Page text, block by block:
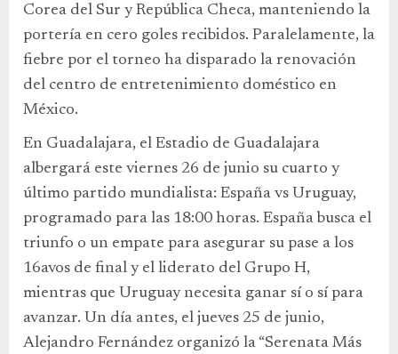
Corea del Sur y República Checa, manteniendo la
portería en cero goles recibidos. Paralelamente, la
fiebre por el torneo ha disparado la renovación
del centro de entretenimiento doméstico en
México.
En Guadalajara, el Estadio de Guadalajara
albergará este viernes 26 de junio su cuarto y
último partido mundialista: España vs Uruguay,
programado para las 18:00 horas. España busca el
triunfo o un empate para asegurar su pase a los
16avos de final y el liderato del Grupo H,
mientras que Uruguay necesita ganar sí o sí para
avanzar. Un día antes, el jueves 25 de junio,
Alejandro Fernández organizó la “Serenata Más